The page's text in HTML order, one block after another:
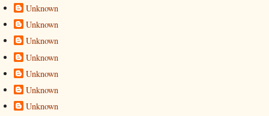
Unknown
Unknown
Unknown
Unknown
Unknown
Unknown
Unknown